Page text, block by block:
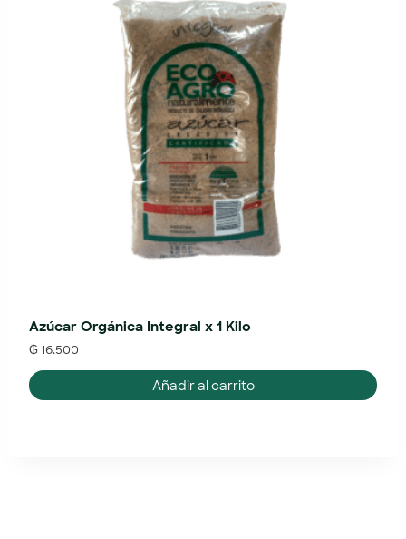
Azúcar Orgánica Integral x 1 Kilo
₲16.500
Añadir al carrito